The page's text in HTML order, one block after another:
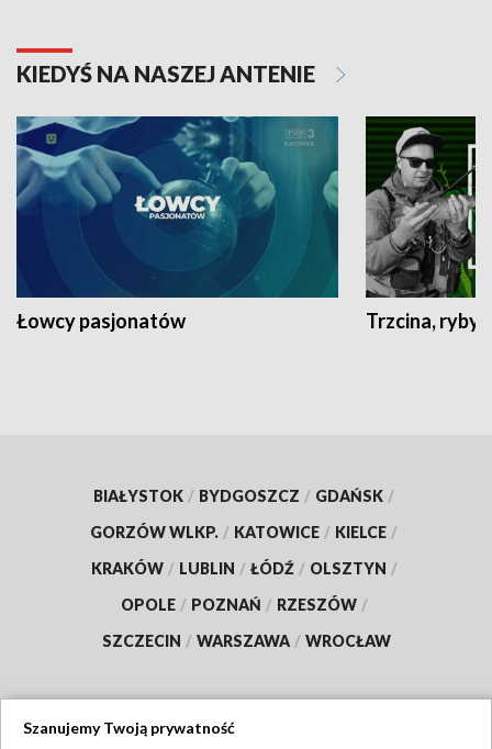
KIEDYŚ NA NASZEJ ANTENIE
Łowcy pasjonatów Trzcina, ryby
BIAŁYSTOK / BYDGOSZCZ / GDAŃSK /
GORZÓW WLKP. / KATOWICE / KIELCE /
KRAKÓW / LUBLIN / ŁÓDŹ / OLSZTYN /
OPOLE / POZNAŃ / RZESZÓW /
SZCZECIN / WARSZAWA / WROCŁAW
Szanujemy Twoją prywatność